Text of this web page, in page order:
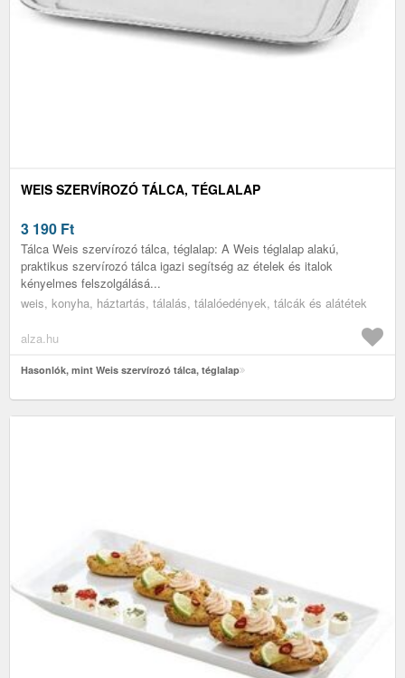
WEIS SZERVÍROZÓ TÁLCA, TÉGLALAP
3 190 Ft
Tálca Weis szervírozó tálca, téglalap: A Weis téglalap alakú,
praktikus szervírozó tálca igazi segítség az ételek és italok
kényelmes felszolgálásá...
weis, konyha, háztartás, tálalás, tálalóedények, tálcák és alátétek
alza.hu
Hasonlók, mint Weis szervírozó tálca, téglalap